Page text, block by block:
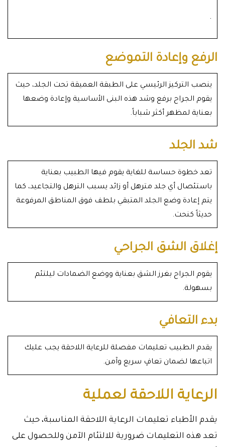
.
الرفع وإعادة التموضع
ينصب التركيز الرئيسي على الطبقة العميقة تحت الجلد، حيث
يقوم الجراح برفع وشد هذه البنى الأساسية وإعادة وضعها
بعناية لمظهر أكثر شباباً.
شد الجلد
تعد خطوة حساسة للغاية يقوم فيها الطبيب بعناية
باستئصال أي جلد مترهل أو زائد يسبب الترهل والتجاعيد، كما
يتم إعادة وضع الجلد المتبقي بلطف فوق المناطق المرفوعة
حديثاً كنحت.
إغلاق الشق الجراحي
يقوم الجراح بغرز الشق بعناية ووضع الضمادات ليلتئم
بسهولة.
بدء التعافي
يقدم الطبيب تعليمات مفصلة للرعاية اللاحقة يجب عليك
اتباعها لضمان تعافٍ سريع وآمن.
الرعاية اللاحقة لعملية
يقدم الأطباء تعليمات الرعاية اللاحقة المناسبة، حيث
تعد هذه التعليمات ضرورية للالتئام الآمن وللحصول على